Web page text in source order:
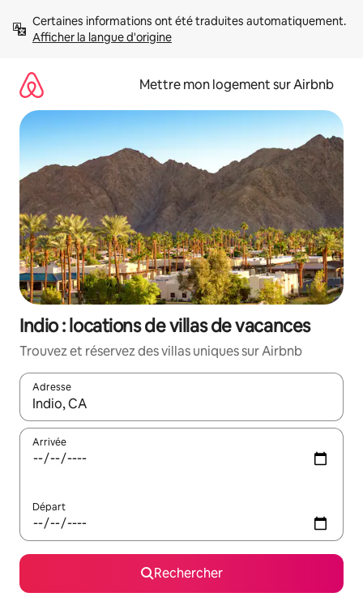
directement
Afficher la langue d'origine
Mettre mon logement sur Airbnb
Indio : locations de villas de vacances
Trouvez et réservez des villas uniques sur Airbnb
Adresse
Lorsque les résultats s'affichent, utilisez les flèches vers le
Arrivée
Départ
Rechercher